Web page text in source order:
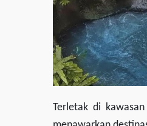
Terletak di